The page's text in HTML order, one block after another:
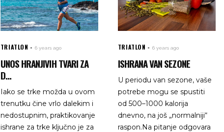
TRIATLON 6 years ago
UNOS HRANJIVIH TVARI ZA
D...
Iako se trke možda u ovom
trenutku čine vrlo dalekim i
nedostupnim, praktikovanje
ishrane za trke ključno je za
TRIATLON 6 years ago
ISHRANA VAN SEZONE
U periodu van sezone, vaše
potrebe mogu se spustiti
od 500–1000 kalorija
dnevno, na još „normalniji“
raspon.Na pitanje odgovara